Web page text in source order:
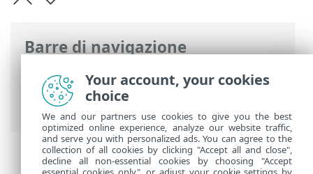
Barre di navigazione
Guida online ESET>ESET Secure
Authentication On-Prem>
autenticazione
Your account, your cookies
choice
We and our partners use cookies to give you the best
optimized online experience, analyze our website traffic,
and serve you with personalized ads. You can agree to the
collection of all cookies by clicking "Accept all and close",
decline all non-essential cookies by choosing "Accept